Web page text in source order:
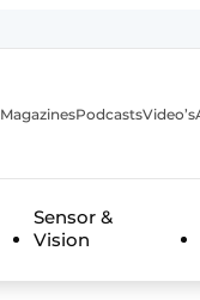
MagazinesPodcastsVideo’s
Sensor &
Vision